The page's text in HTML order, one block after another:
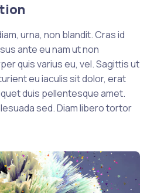
urna, non blandit. Cras id
ante eu nam ut non
quis varius eu, vel. Sagittis ut
eu iaculis sit dolor, erat
duis pellentesque amet.
sed. Diam libero tortor